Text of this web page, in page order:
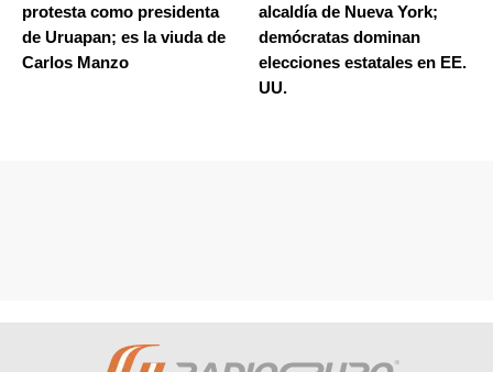
protesta como presidenta
de Uruapan; es la viuda de
Carlos Manzo
alcaldía de Nueva York;
demócratas dominan
elecciones estatales en EE.
UU.